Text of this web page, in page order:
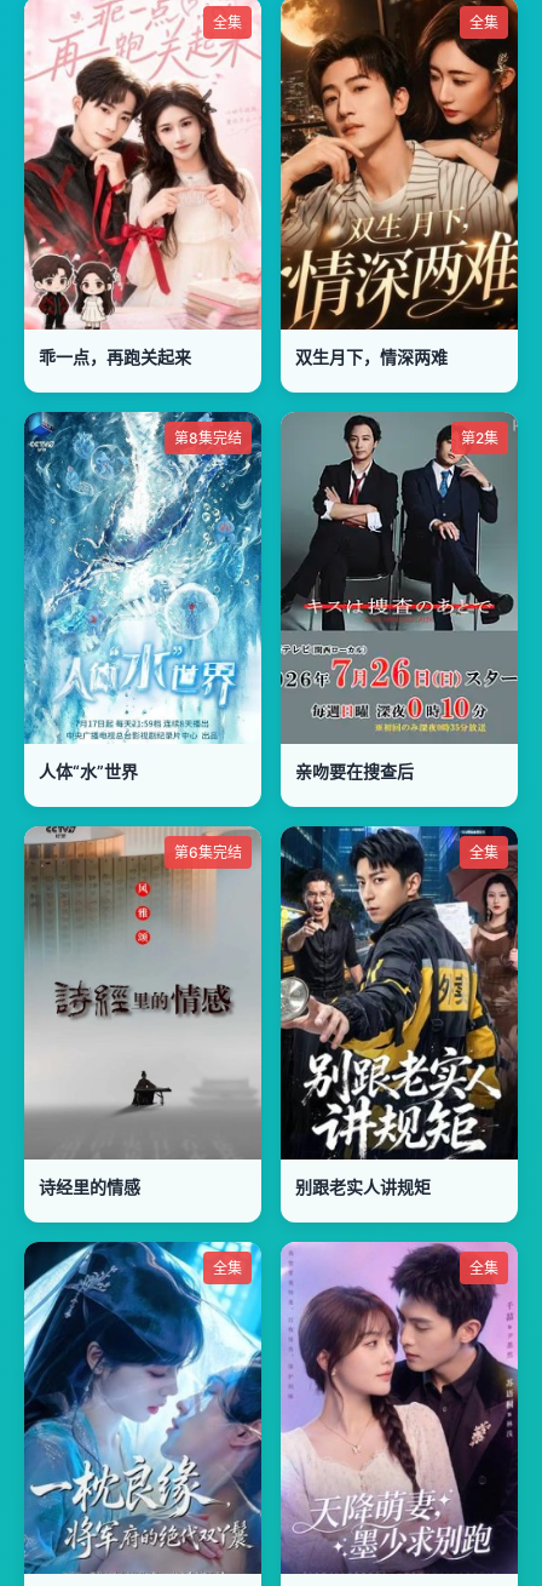
全集
乖一点，再跑关起来
全集
双生月下，情深两难
第8集完结
人体“水”世界
第2集
亲吻要在搜查后
第6集完结
诗经里的情感
全集
别跟老实人讲规矩
全集 全集